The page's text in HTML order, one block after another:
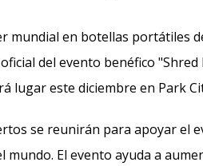
mundial en botellas portátiles
del evento benéfico "Shred
lugar este diciembre en Park
se reunirán para apoyar el
mundo. El evento ayuda a